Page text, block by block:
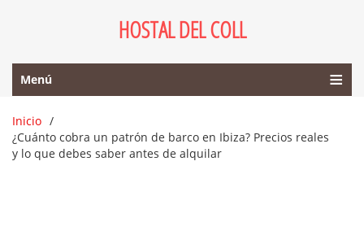
HOSTAL DEL COLL
Menú
Inicio
¿Cuánto cobra un patrón de barco en Ibiza? Precios reales
y lo que debes saber antes de alquilar